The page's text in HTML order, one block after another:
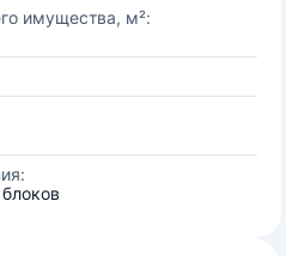
имущества, м²: